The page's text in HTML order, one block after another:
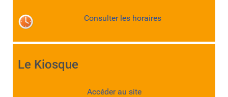
Consulter les horaires
Le Kiosque
Accéder au site